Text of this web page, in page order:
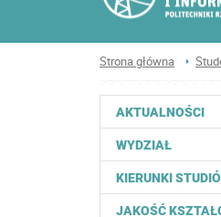
Strona główna
AKTUALNOŚCI
WYDZIAŁ
KIERUNKI
JAKOŚĆ